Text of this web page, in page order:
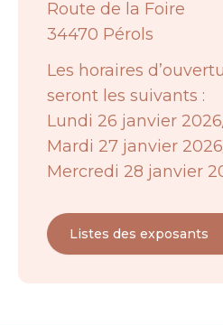
Route de la Foire
34470 Pérols
Les horaires
seront les suivants :
Lundi 26 janvier
Mardi 27 janvier
Mercredi 28 janvier
Listes des exposants